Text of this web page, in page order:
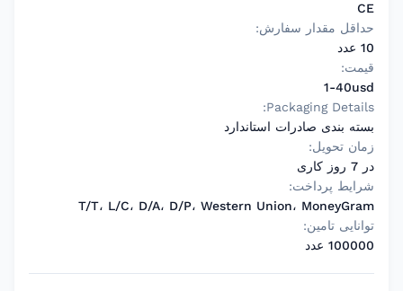
CE
حداقل مقدار سفارش:
10 عدد
قیمت:
1-40usd
Packaging Details:
بسته بندی صادرات استاندارد
زمان تحویل:
در 7 روز کاری
شرایط پرداخت:
T/T، L/C، D/A، D/P، Western Union، MoneyGram
توانایی تامین:
100000 عدد